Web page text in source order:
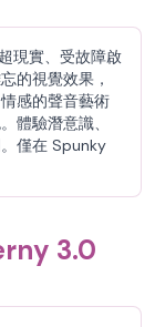
現實、受故障啟
的視覺效果，
感的聲音藝術
體驗潛意識、
僅在 Spunky
3.0